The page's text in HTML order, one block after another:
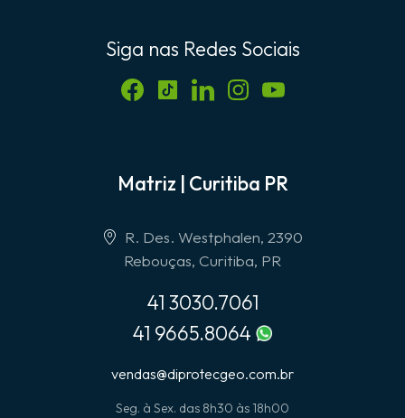
Siga nas Redes Sociais
Matriz | Curitiba PR
R. Des. Westphalen, 2390
Rebouças, Curitiba, PR
41 3030.7061
41 9665.8064
vendas@diprotecgeo.com.br
Seg. à Sex. das 8h30 às 18h00